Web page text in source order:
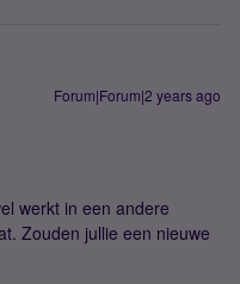
Forum|Forum|2 years ago
werkt in een andere
Zouden jullie een nieuwe